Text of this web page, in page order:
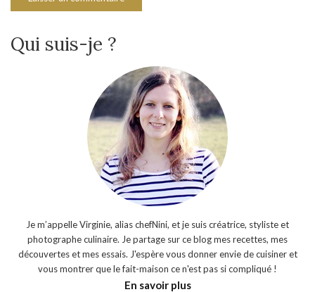
Qui suis-je ?
Je m’appelle Virginie, alias chefNini, et je suis créatrice, styliste et
photographe culinaire. Je partage sur ce blog mes recettes, mes
découvertes et mes essais. J'espère vous donner envie de cuisiner et
vous montrer que le fait-maison ce n'est pas si compliqué !
En savoir plus